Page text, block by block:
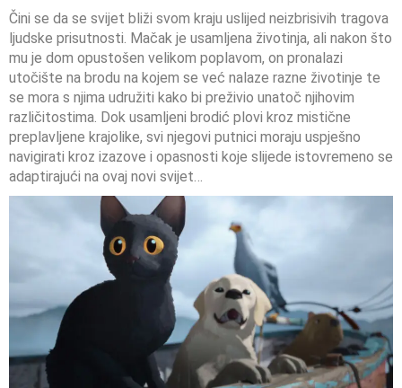
Čini se da se svijet bliži svom kraju uslijed neizbrisivih tragova
ljudske prisutnosti. Mačak je usamljena životinja, ali nakon što
mu je dom opustošen velikom poplavom, on pronalazi
utočište na brodu na kojem se već nalaze razne životinje te
se mora s njima udružiti kako bi preživio unatoč njihovim
različitostima. Dok usamljeni brodić plovi kroz mistične
preplavljene krajolike, svi njegovi putnici moraju uspješno
navigirati kroz izazove i opasnosti koje slijede istovremeno se
adaptirajući na ovaj novi svijet…